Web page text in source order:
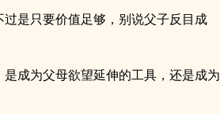
是只要价值足够，别说父子反目成
成为父母欲望延伸的工具，还是成为